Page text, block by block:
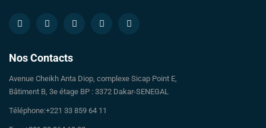
Nos Contacts
Avenue Cheikh Anta Diop, complexe Sicap Point E,
Bâtiment B, 3e étage BP : 3372 Dakar-SENEGAL
Téléphone:+221 33 859 64 11